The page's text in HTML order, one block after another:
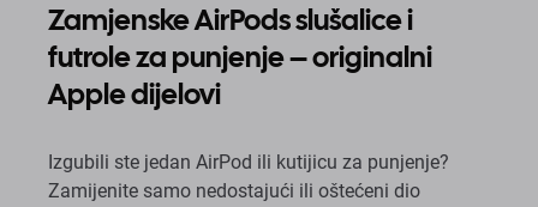
Zamjenske AirPods slušalice i
futrole za punjenje – originalni
Apple dijelovi
Izgubili ste jedan AirPod ili kutijicu za punjenje?
Zamijenite samo nedostajući ili oštećeni dio